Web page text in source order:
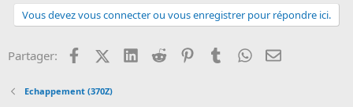
Vous devez vous connecter ou vous enregistrer pour répondre ici.
Partager: FacebookX (Twitter)
LinkedInReddit PinterestTumblrWhatsApp
Email
Echappement (370Z)